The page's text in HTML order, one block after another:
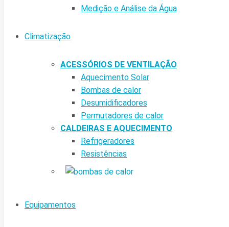
Medição e Análise da Água
Climatização
ACESSÓRIOS DE VENTILAÇÃO
Aquecimento Solar
Bombas de calor
Desumidificadores
Permutadores de calor
CALDEIRAS E AQUECIMENTO
Refrigeradores
Resistências
Equipamentos